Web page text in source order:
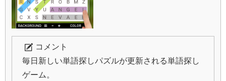
コメント
毎日新しい単語探しパズルが更新される単語探し
ゲーム。